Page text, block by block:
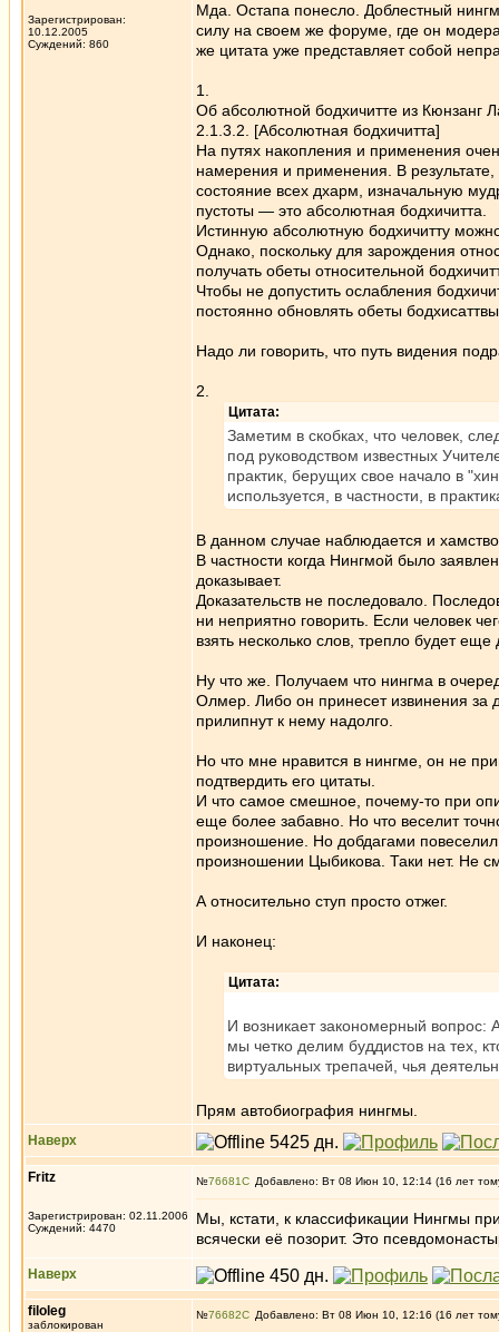
Зарегистрирован:
10.12.2005
Суждений: 860
Мда. Остапа понесло. Доблестный
силу на своем же форуме, где он
же цитата уже представляет собой
1.
Об абсолютной бодхичитте из Кюнзанг
2.1.3.2. [Абсолютная бодхичитта]
На путях накопления и применения
намерения и применения. В
состояние всех дхарм, изначальную
пустоты — это абсолютная бодхичитта.
Истинную абсолютную бодхичитту
Однако, поскольку для зарождения
получать обеты относительной
Чтобы не допустить ослабления
постоянно обновлять обеты
Надо ли говорить, что путь видения
2.
Цитата:
Заметим в скобках, что человек,
под руководством известных
практик, берущих свое начало в
используется, в частности, в
В данном случае наблюдается и
В частности когда Нингмой было
доказывает.
Доказательств не последовало.
ни неприятно говорить. Если человек
взять несколько слов, трепло будет еще
Ну что же. Получаем что нингма в
Олмер. Либо он принесет извинения за
прилипнут к нему надолго.
Но что мне нравится в нингме, он не
подтвердить его цитаты.
И что самое смешное, почему-то при
еще более забавно. Но что веселит
произношение. Но добдагами
произношении Цыбикова. Таки нет. Не
А относительно ступ просто отжег.
И наконец:
Цитата:
И возникает закономерный
мы четко делим буддистов на тех,
виртуальных трепачей, чья
Прям автобиография нингмы.
Наверх
Fritz
Зарегистрирован: 02.11.2006
Суждений: 4470
№76681 Добавлено: Вт 08 Июн 10, 12:14 (16 лет
Мы, кстати, к классификации Нингмы
всячески её позорит. Это
Наверх
filoleg
заблокирован
№76682 Добавлено: Вт 08 Июн 10, 12:16 (16 лет